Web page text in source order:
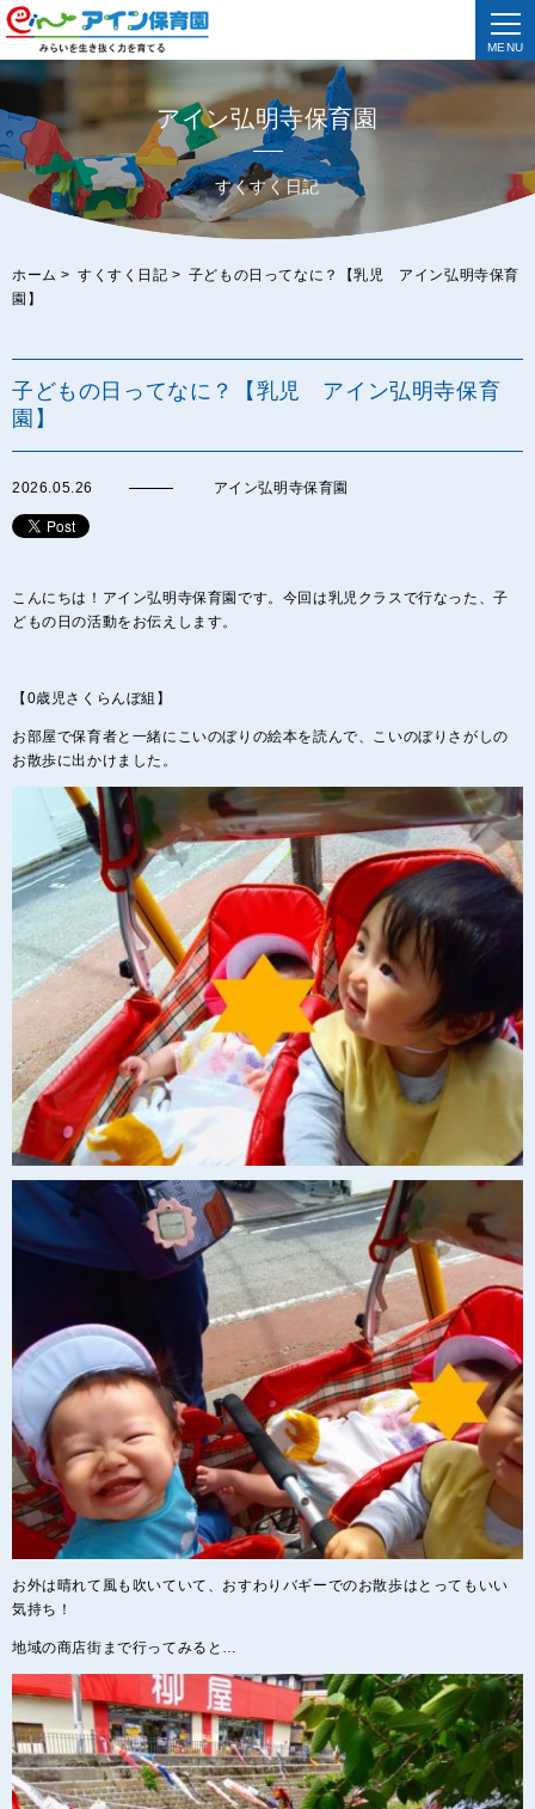
MENU
アイン弘明寺保育園
すくすく日記
ホーム > すくすく日記 > 子どもの日ってなに？【乳児 アイン弘明寺保育
園】
子どもの日ってなに？【乳児 アイン弘明寺保育
園】
2026.05.26 アイン弘明寺保育園
こんにちは！アイン弘明寺保育園です。今回は乳児クラスで行なった、子
どもの日の活動をお伝えします。
【0歳児さくらんぼ組】
お部屋で保育者と一緒にこいのぼりの絵本を読んで、こいのぼりさがしの
お散歩に出かけました。
お外は晴れて風も吹いていて、おすわりバギーでのお散歩はとってもいい
気持ち！
地域の商店街まで行ってみると…